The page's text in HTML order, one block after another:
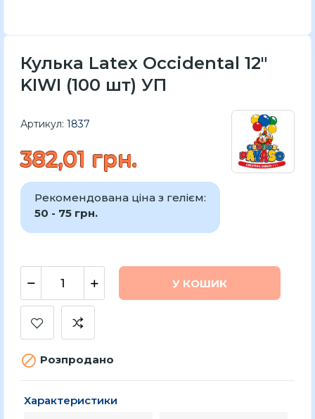
Кулька Latex Occidental 12"
KIWI (100 шт) УП
Артикул: 1837
382,01 грн.
Рекомендована ціна з гелієм:
50 - 75 грн.
У КОШИК
 Розпродано
Характеристики